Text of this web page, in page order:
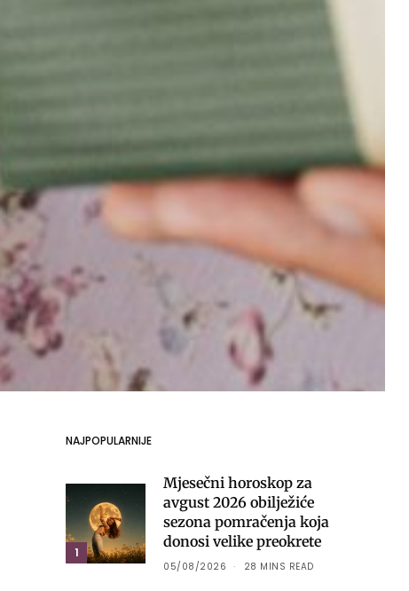
NAJPOPULARNIJE
1
Mjesečni horoskop za
avgust 2026 obilježiće
sezona pomračenja koja
donosi velike preokrete
05/08/2026 28 MINS READ